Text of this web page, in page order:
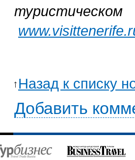
Назад к списку
Добавить